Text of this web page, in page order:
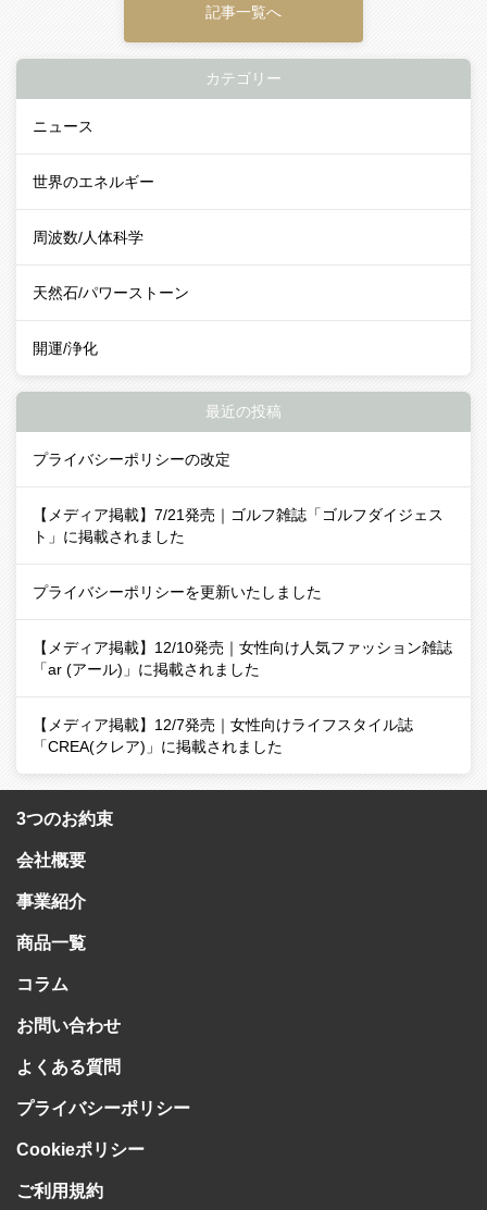
記事一覧へ
カテゴリー
ニュース
世界のエネルギー
周波数/人体科学
天然石/パワーストーン
開運/浄化
最近の投稿
プライバシーポリシーの改定
【メディア掲載】7/21発売｜ゴルフ雑誌「ゴルフダイジェス
ト」に掲載されました
プライバシーポリシーを更新いたしました
【メディア掲載】12/10発売｜女性向け人気ファッション雑誌
「ar (アール)」に掲載されました
【メディア掲載】12/7発売｜女性向けライフスタイル誌
「CREA(クレア)」に掲載されました
3つのお約束
会社概要
事業紹介
商品一覧
コラム
お問い合わせ
よくある質問
プライバシーポリシー
Cookieポリシー
ご利用規約